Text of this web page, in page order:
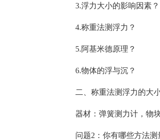
3.浮力大小的影响因素？
4.称重法测浮力？
5.阿基米德原理？
6.物体的浮与沉？
二、称重法测浮力的大
器材：弹簧测力计，物
问题2：你有哪些方法